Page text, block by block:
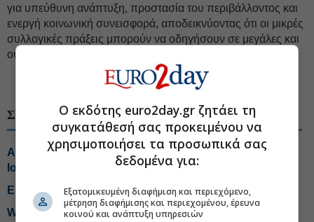
για υπεύθυνη ανάπτυξη, προστασία του περιβάλλοντος και
ενεργή κοινωνική συνεισφορά, αποδεικνύοντας ότι οι μικρές
συλλογικές πράξεις μπορούν να οδηγήσουν σε μεγάλες και
ουσιαστικές αλλαγές.
#Αεροπορική Εταιρεία
ΣΧΕΤΙΚΑ ΘΕΜΑΤΑ
Aegean: Νέο ρεκόρ με πάνω από 2 εκατ. επιβάτες τον
Ιούλιο
Εκλεισε το ντιλ για την εξαγορά της EasyJet
Wizz Air: Ο πόλεμος με το Ιράν «βυθίζει» την
Ο εκδότης euro2day.gr ζητάει τη
συγκατάθεσή σας προκειμένου να
χρησιμοποιήσει τα προσωπικά σας
δεδομένα για:
Εξατομικευμένη διαφήμιση και περιεχόμενο,
μέτρηση διαφήμισης και περιεχομένου, έρευνα
κοινού και ανάπτυξη υπηρεσιών